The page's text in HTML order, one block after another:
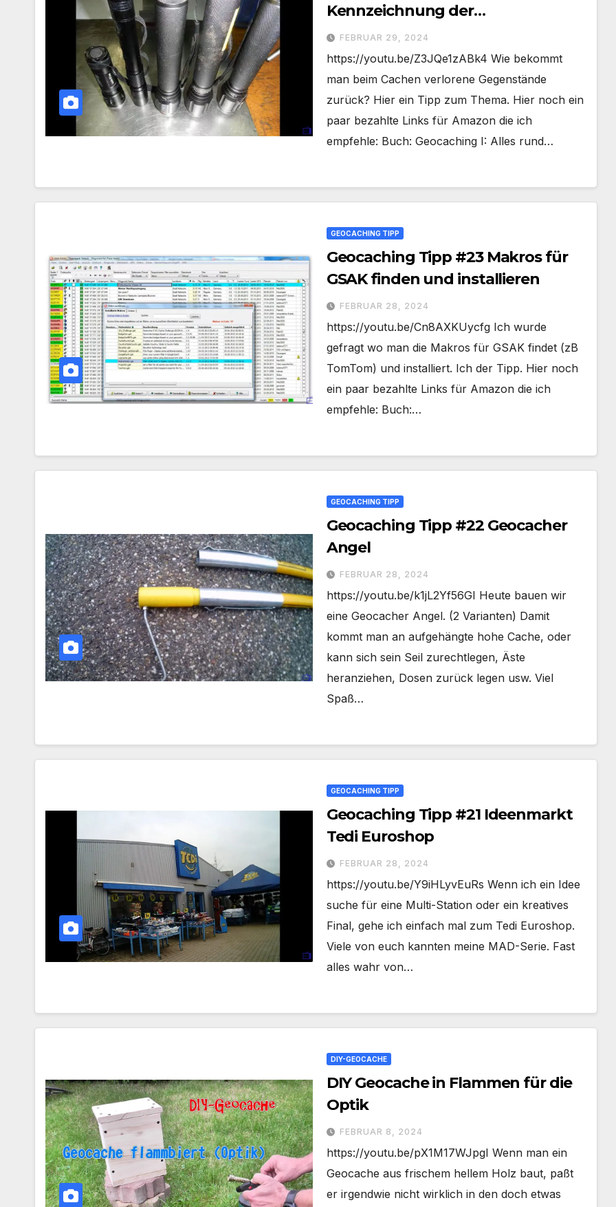
Kennzeichnung der
Geocachausrüstung
FEBRUAR 29, 2024
https://youtu.be/Z3JQe1zABk4 Wie bekommt
man beim Cachen verlorene Gegenstände
zurück? Hier ein Tipp zum Thema. Hier noch ein
paar bezahlte Links für Amazon die ich
empfehle: Buch: Geocaching I: Alles rund…
GEOCACHING TIPP
Geocaching Tipp #23 Makros für
GSAK finden und installieren
FEBRUAR 28, 2024
https://youtu.be/Cn8AXKUycfg Ich wurde
gefragt wo man die Makros für GSAK findet (zB
TomTom) und installiert. Ich der Tipp. Hier noch
ein paar bezahlte Links für Amazon die ich
empfehle: Buch:…
GEOCACHING TIPP
Geocaching Tipp #22 Geocacher
Angel
FEBRUAR 28, 2024
https://youtu.be/k1jL2Yf56GI Heute bauen wir
eine Geocacher Angel. (2 Varianten) Damit
kommt man an aufgehängte hohe Cache, oder
kann sich sein Seil zurechtlegen, Äste
heranziehen, Dosen zurück legen usw. Viel
Spaß…
GEOCACHING TIPP
Geocaching Tipp #21 Ideenmarkt
Tedi Euroshop
FEBRUAR 28, 2024
https://youtu.be/Y9iHLyvEuRs Wenn ich ein Idee
suche für eine Multi-Station oder ein kreatives
Final, gehe ich einfach mal zum Tedi Euroshop.
Viele von euch kannten meine MAD-Serie. Fast
alles wahr von…
DIY-GEOCACHE
DIY Geocache in Flammen für die
Optik
FEBRUAR 8, 2024
https://youtu.be/pX1M17WJpgI Wenn man ein
Geocache aus frischem hellem Holz baut, paßt
er irgendwie nicht wirklich in den doch etwas